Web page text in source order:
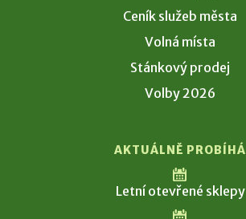
Ceník služeb města
Volná místa
Stánkový prodej
Volby 2026
AKTUÁLNĚ PROBÍHÁ
Letní otevřené sklepy